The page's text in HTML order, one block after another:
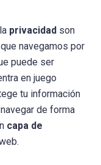
privacidad son
navegamos por
puede ser
en juego
tu información
de forma
capa de